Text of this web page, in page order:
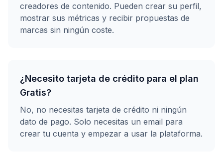
creadores de contenido. Pueden crear su perfil,
mostrar sus métricas y recibir propuestas de
marcas sin ningún coste.
¿Necesito tarjeta de crédito para el plan
Gratis?
No, no necesitas tarjeta de crédito ni ningún
dato de pago. Solo necesitas un email para
crear tu cuenta y empezar a usar la plataforma.